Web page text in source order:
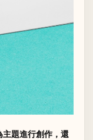
題進行創作，還